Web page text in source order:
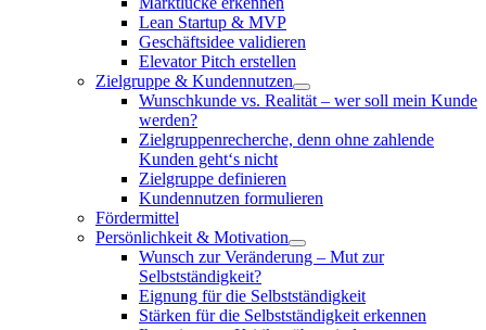
Lean Startup & MVP
Geschäftsidee validieren
Elevator Pitch erstellen
Zielgruppe & Kundennutzen
Wunschkunde vs. Realität – wer soll mein Kunde
werden?
Zielgruppenrecherche, denn ohne zahlende
Kunden geht‘s nicht
Zielgruppe definieren
Kundennutzen formulieren
Fördermittel
Persönlichkeit & Motivation
Wunsch zur Veränderung – Mut zur
Selbstständigkeit?
Eignung für die Selbstständigkeit
Stärken für die Selbstständigkeit erkennen